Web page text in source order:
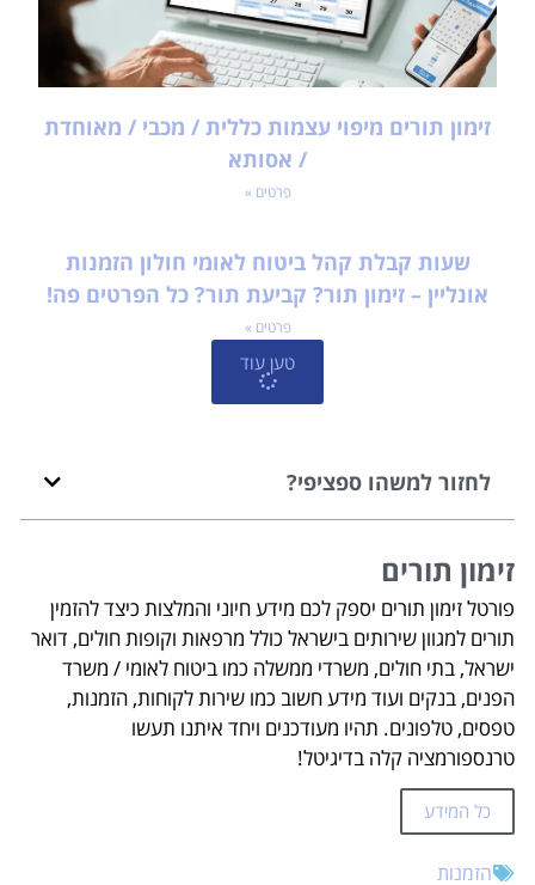
זימון תורים מיפוי עצמות כללית / מכבי / מאוחדת
/ אסותא
פרטים »
שעות קבלת קהל ביטוח לאומי חולון הזמנות
אונליין – זימון תור? קביעת תור? כל הפרטים פה!
פרטים »
טען עוד
לחזור למשהו ספציפי?
זימון תורים
פורטל זימון תורים יספק לכם מידע חיוני והמלצות כיצד להזמין
תורים למגוון שירותים בישראל כולל מרפאות וקופות חולים, דואר
ישראל, בתי חולים, משרדי ממשלה כמו ביטוח לאומי / משרד
הפנים, בנקים ועוד מידע חשוב כמו שירות לקוחות, הזמנות,
טפסים, טלפונים. תהיו מעודכנים ויחד איתנו תעשו
טרנספורמציה קלה בדיגיטל!
כל המידע
הזמנות